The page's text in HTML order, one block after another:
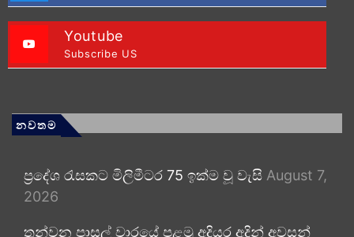
Youtube
Subscribe US
නවතම
ප්‍රදේශ රැසකට මිලිමීටර 75 ඉක්ම වූ වැසි August 7,
2026
තුන්වන පාසල් වාරයේ පළමු අදියර අදින් අවසන්